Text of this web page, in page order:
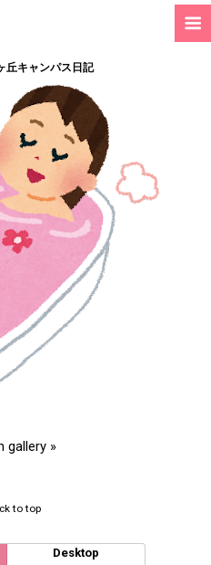
丘キャンパス日記
gallery »
to top
Desktop